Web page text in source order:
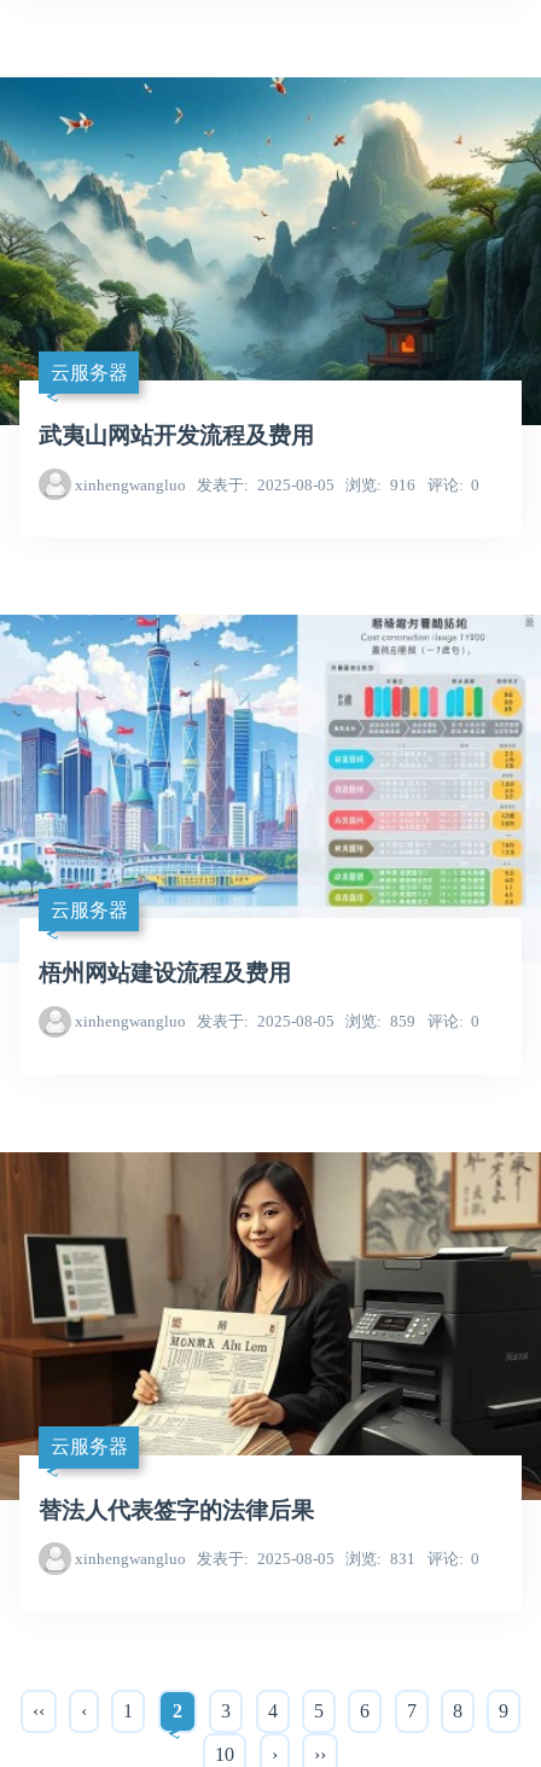
云服务器
武夷山网站开发流程及费用
xinhengwangluo 发表于 2025-08-05 浏览 916 评论 0
云服务器
梧州网站建设流程及费用
xinhengwangluo 发表于 2025-08-05 浏览 859 评论 0
云服务器
替法人代表签字的法律后果
xinhengwangluo 发表于 2025-08-05 浏览 831 评论 0
‹‹ ‹ 1 2 3 4 5 6 7 8 9
10 › ››